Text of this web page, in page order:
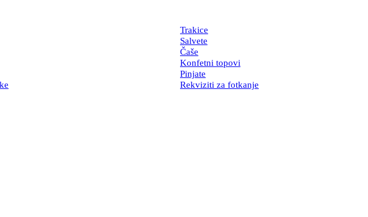
Trakice
Salvete
Čaše
Konfetni topovi
Pinjate
Rekviziti za fotkanje